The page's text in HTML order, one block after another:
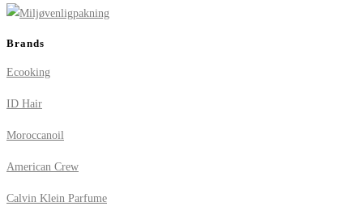
Brands
Ecooking
ID Hair
Moroccanoil
American Crew
Calvin Klein Parfume